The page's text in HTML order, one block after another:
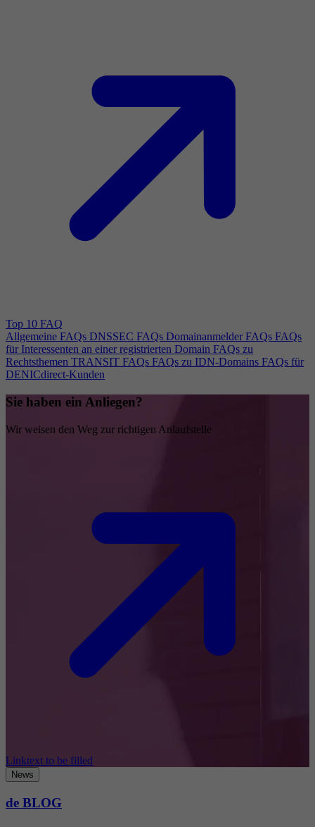
Top 10 FAQ
Allgemeine FAQs DNSSEC FAQs Domainanmelder FAQs FAQs
für Interessenten an einer registrierten Domain FAQs zu
Rechtsthemen TRANSIT FAQs FAQs zu IDN-Domains FAQs für
DENICdirect-Kunden
Sie haben ein Anliegen?
Wir weisen den Weg zur richtigen Anlaufstelle
Linktext to be filled
News
de BLOG